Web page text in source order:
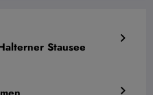
Stausee